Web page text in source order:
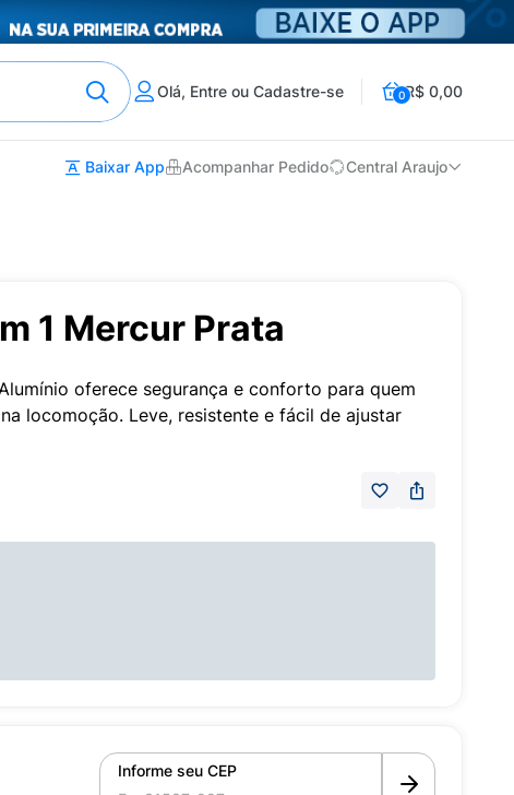
Olá, Entre ou Cadastre-se 0R$ 0,00
Baixar App Acompanhar Pedido Central Araujo
1 Mercur Prata
oferece segurança e conforto para quem
locomoção. Leve, resistente e fácil de ajustar
Informe seu CEP